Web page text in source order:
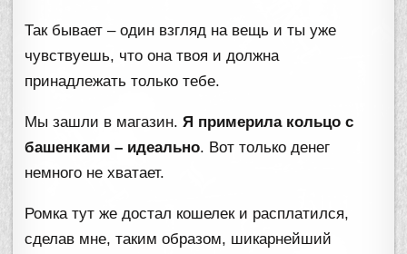
Так бывает – один взгляд на вещь и ты уже
чувствуешь, что она твоя и должна
принадлежать только тебе.
Мы зашли в магазин.Я примерила кольцо с
башенками – идеально. Вот только денег
немного не хватает.
Ромка тут же достал кошелек и расплатился,
сделав мне, таким образом, шикарнейший